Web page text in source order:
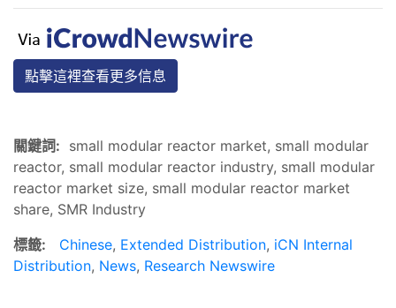
點擊這裡查看更多信息
關鍵詞: small modular reactor market, small modular
reactor, small modular reactor industry, small modular
reactor market size, small modular reactor market
share, SMR Industry
標籤:
Chinese, Extended Distribution, iCN Internal
Distribution, News, Research Newswire